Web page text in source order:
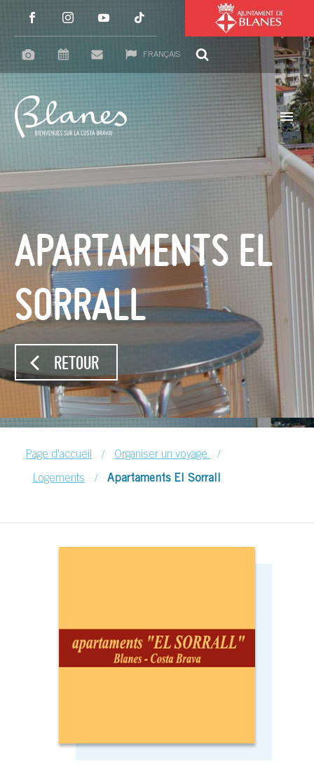
FRANÇAIS
APARTAMENTS EL
SORRALL
RETOUR
Page d'accueil / Organiser un voyage /
Logements / Apartaments El Sorrall